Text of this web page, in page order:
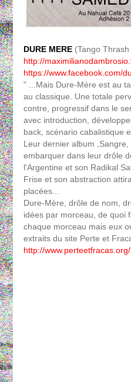
DURE MERE(Tango Thrash
http://
https://www.facebook.com/
" ...Mais Dure-Mère est au
au classique. Une totale
contre, progressif dans le
avec introduction,
back, scénario cabalistique
Leur dernier album
embarquer dans leur drôle
l'Argentine et son Radikal
Frise et son abstraction
placées...
Dure-Mère, drôle de nom,
idées par morceau, de quoi
chaque morceau mais eux
extraits du site Perte et
http://